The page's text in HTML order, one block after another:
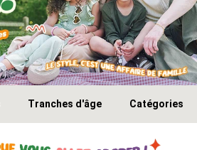
Tranches d'âge Catégories